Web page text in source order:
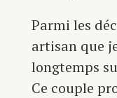
Parmi les
artisan que
longtemps
Ce couple